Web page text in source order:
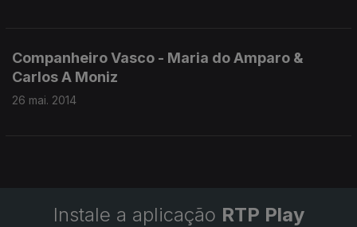
Companheiro Vasco - Maria do Amparo &
Carlos A Moniz
26 mai. 2014
Instale a aplicação RTP Play